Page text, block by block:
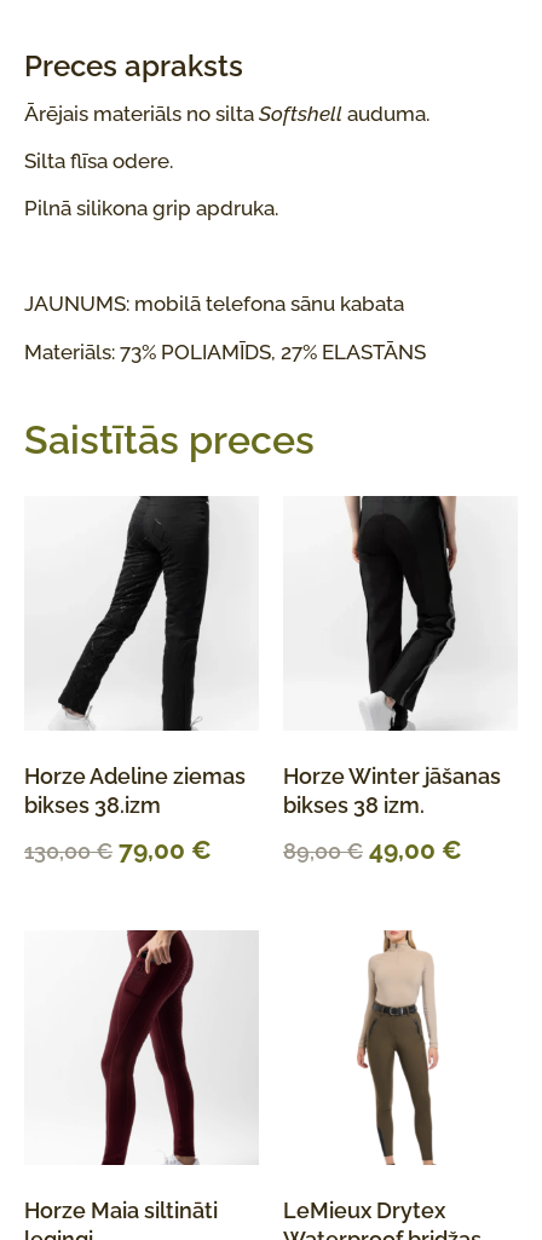
Preces apraksts
Ārējais materiāls no silta Softshell auduma.
Silta flīsa odere.
Pilnā silikona grip apdruka.
JAUNUMS: mobilā telefona sānu kabata
Materiāls: 73% POLIAMĪDS, 27% ELASTĀNS
Saistītās preces
Horze Adeline ziemas
bikses 38.izm
130,00€ 79,00 €
Horze Winter jāšanas
bikses 38 izm.
89,00€ 49,00 €
Horze Maia siltināti
LeMieux Drytex